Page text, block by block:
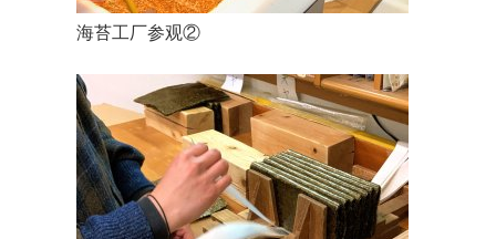
海苔工厂参观②